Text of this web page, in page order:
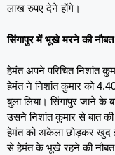
लाख रुपए देने होंगे।
सिंगापुर में भूखे मरने की
हेमंत अपने परिचित निशांत
हेमंत ने निशांत कुमार को
बुला लिया। सिंगापुर जाने के
उसने निशांत कुमार से बात की
हेमंत को अकेला छोड़कर खुद
से हेमंत के भूखे रहने की